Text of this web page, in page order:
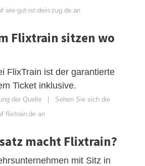
wie-gut-ist-dein-zug.de an
Flixtrain sitzen wo
FlixTrain ist der garantierte
Ticket inklusive.
der Quelle | Sehen Sie sich die
flixtrain.de an
macht Flixtrain?
mit Sitz in